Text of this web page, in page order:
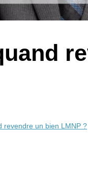
revendre un bien LMNP ?